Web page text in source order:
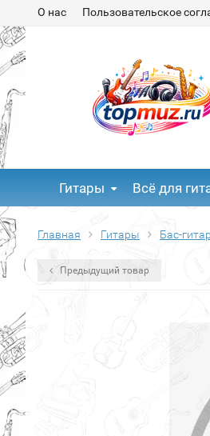
О нас Пользовательское
Гитары Всё для
Главная Гитары Бас-
Предыдущий товар